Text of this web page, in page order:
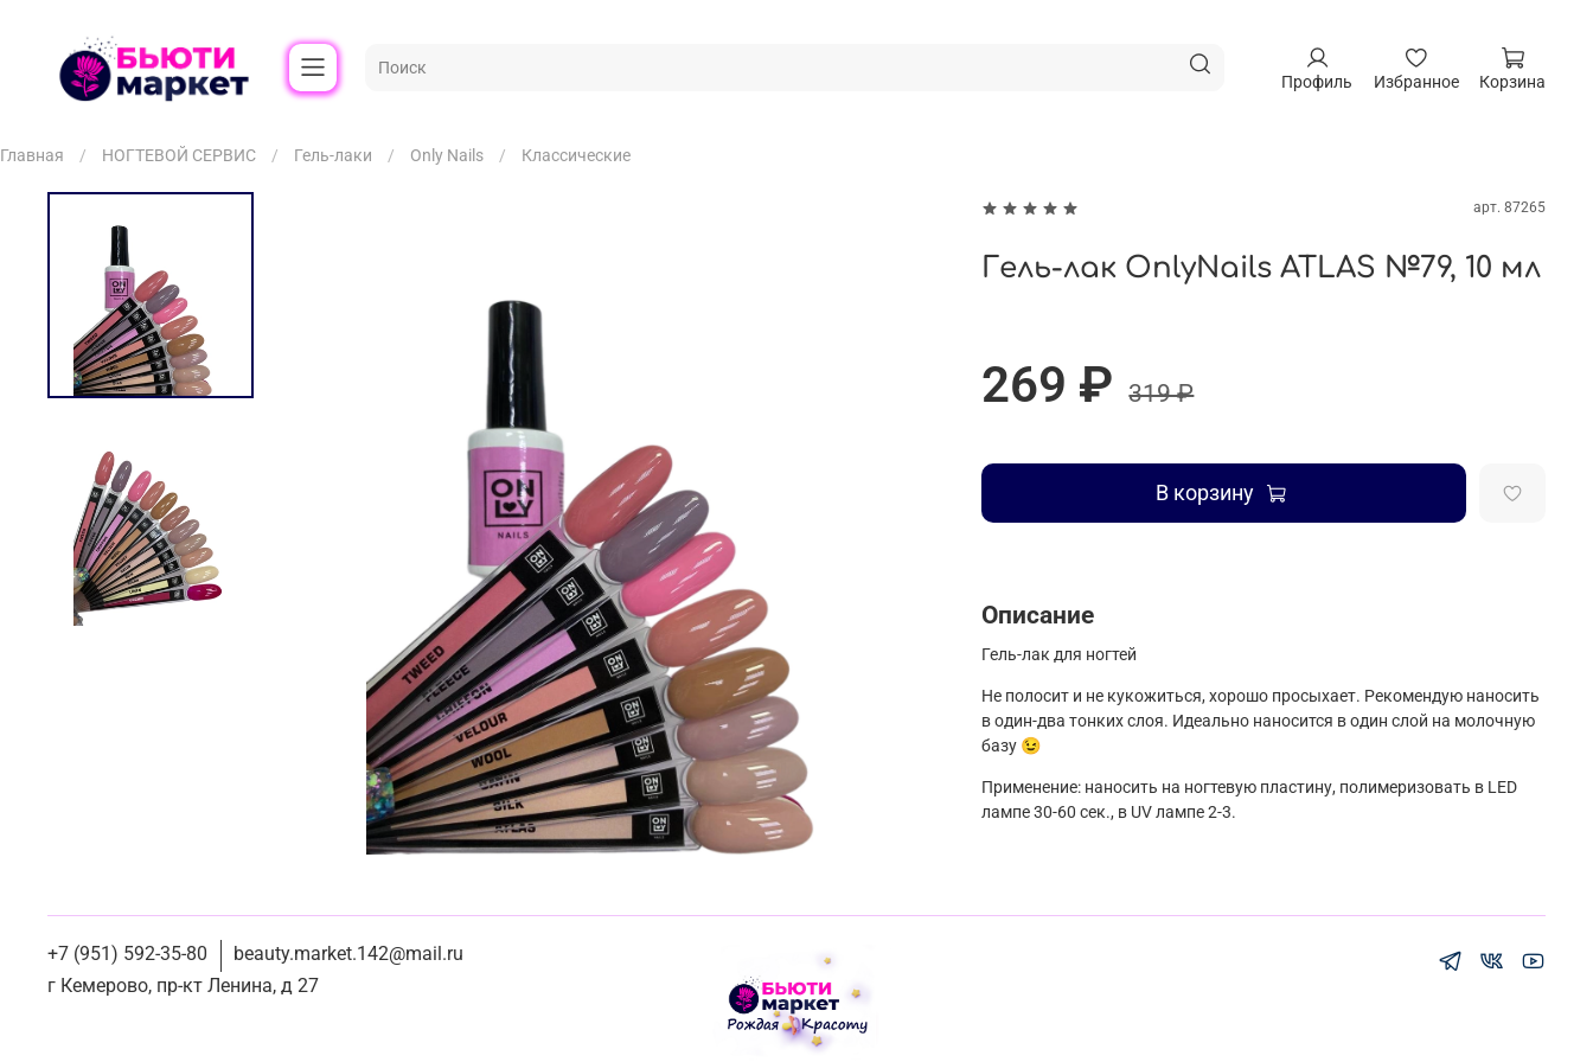
Профиль Избранное Корзина
Главная НОГТЕВОЙ СЕРВИС Гель-лаки Only Nails Классические
арт. 87265
Гель-лак OnlyNails ATLAS №79, 10 мл
269 ₽ 319 ₽
В корзину
Описание
Гель-лак для ногтей
Не полосит и не кукожиться, хорошо просыхает. Рекомендую наносить
в один-два тонких слоя. Идеально наносится в один слой на молочную
базу 😉
Применение: наносить на ногтевую пластину, полимеризовать в LED
лампе 30-60 сек., в UV лампе 2-3.
+7 (951) 592-35-80
beauty.market.142@mail.ru
г Кемерово, пр-кт Ленина, д 27